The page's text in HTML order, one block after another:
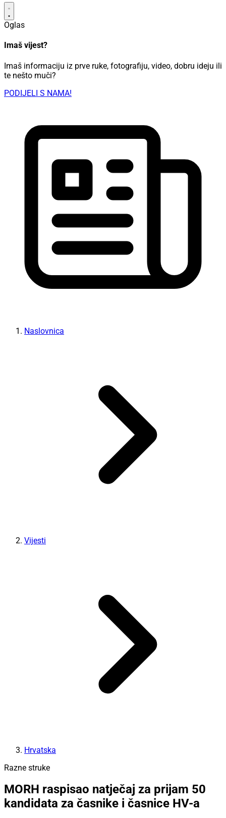
Oglas
Imaš vijest?
Imaš informaciju iz prve ruke, fotografiju, video, dobru ideju ili
te nešto muči?
PODIJELI S NAMA!
Naslovnica
Vijesti
Hrvatska
Razne struke
MORH raspisao natječaj za prijam 50
kandidata za časnike i časnice HV-a